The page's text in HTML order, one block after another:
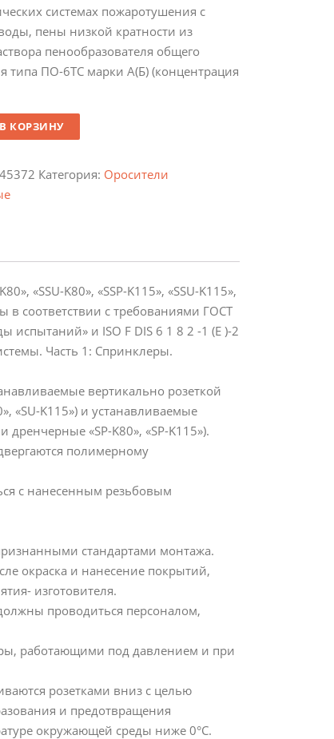
системах пожаротушения с
пены низкой кратности из
пенообразователя общего
типа ПО-6ТС марки А(Б) (концентрация
В КОРЗИНУ
Категория: Оросители
«SSU-K80», «SSP-K115», «SSU-K115»,
в соответствии с требованиями ГОСТ
и ISO F DIS 6 1 8 2 -1 (Е )-2
Часть 1: Спринклеры.
вертикально розеткой
«SU-K115») и устанавливаемые
дренчерные «SP-K80», «SP-K115»).
полимерному
с нанесенным резьбовым
стандартами монтажа.
окраска и нанесение покрытий,
изготовителя.
проводиться персоналом,
работающими под давлением и при
розетками вниз с целью
и предотвращения
окружающей среды ниже 0°С.